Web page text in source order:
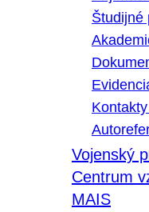
Študijné
Vojenský
Centrum
MAIS